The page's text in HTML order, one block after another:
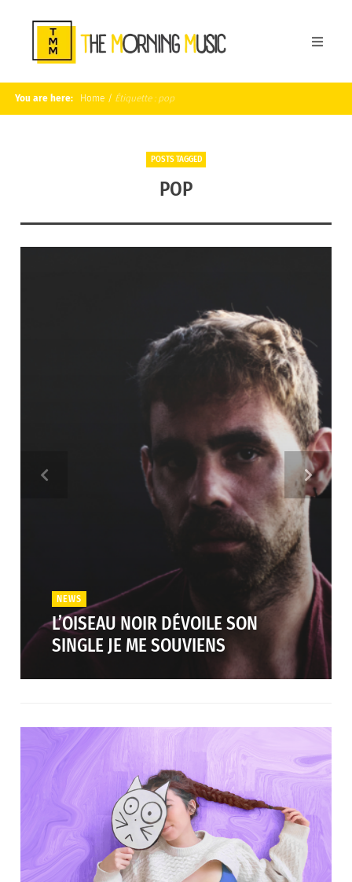
You are here: Home / Étiquette : pop
POSTS TAGGED
POP
NEWS
L’OISEAU NOIR DÉVOILE SON
SINGLE JE ME SOUVIENS